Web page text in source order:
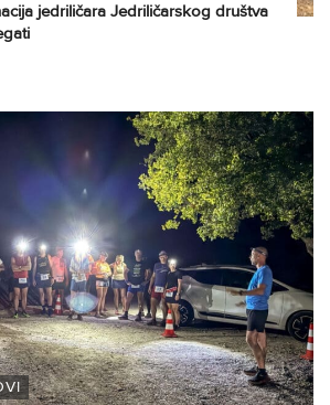
jedriličara Jedriličarskog društva